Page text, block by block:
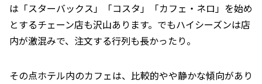
は「スターバックス」「コスタ」「カフェ・ネロ」を始め
とするチェーン店も沢山あります。でもハイシーズンは店
内が激混みで、注文する行列も長かったり。
その点ホテル内のカフェは、比較的やや静かな傾向があり